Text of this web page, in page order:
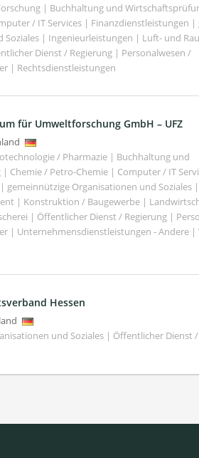
| Buchhaltung und
/ IT Services | Finanzdienstleistungen |
Soziales | Ingenieurleistungen | Luft- und
Dienst / Regierung | Personalwesen /
| Rechtsdienstleistungen
für Umweltforschung GmbH – UFZ
/ Pharmazie | Buchhaltung und
Chemie / Petro-Chemie | Computer / IT
gemeinnützige Organisationen und Soziales
| Konstruktion / Baugewerbe |
| Öffentlicher Dienst / Regierung |
| Unternehmensdienstleistungen - Andere |
Hessen
und Soziales | Öffentlicher Dienst